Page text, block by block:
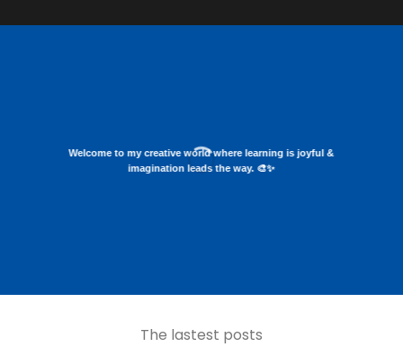
Welcome to my creative world where learning is joyful &
imagination leads the way. 🎨✨
The lastest posts